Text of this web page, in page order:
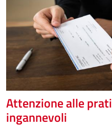
Attenzione alle
ingannevoli